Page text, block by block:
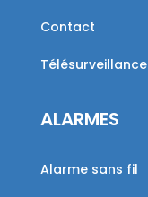
Contact
Télésurveillance
ALARMES
Alarme sans fil